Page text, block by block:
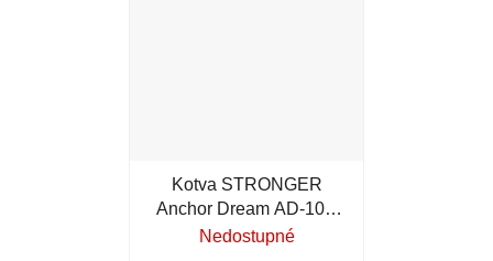
Kotva STRONGER
Anchor Dream AD-10 s
rozšírením
Nedostupné